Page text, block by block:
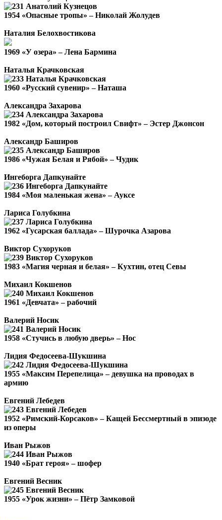
1954 «Опасные тропы» – Николай Жолудев
Наталия Белохвостикова
1969 «У озера» – Лена Бармина
Наталья Крачковская
1960 «Русский сувенир» – Наташа
Александра Захарова
1982 «Дом, который построил Свифт» – Эстер Джонсон
Александр Баширов
1986 «Чужая Белая и Рябой» – Чудик
Ингеборга Дапкунайте
1984 «Моя маленькая жена» – Ауксе
Лариса Голубкина
1962 «Гусарская баллада» – Шурочка Азарова
Виктор Сухоруков
1983 «Магия черная и белая» – Кухтин, отец Севы
Михаил Кокшенов
1961 «Девчата» – рабочий
Валерий Носик
1958 «Стучись в любую дверь» – Нос
Лидия Федосеева-Шукшина
1955 «Максим Перепелица» – девушка на проводах в
армию
Евгений Лебедев
1952 «Римский-Корсаков» – Кащей Бессмертный в эпизоде
из оперы
Иван Рыжов
1940 «Брат героя» – шофер
Евгений Весник
1955 «Урок жизни» – Пётр Замковой